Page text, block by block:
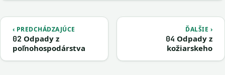
‹ PREDCHÁDZAJÚCE
02 Odpady z
poľnohospodárstva
ĎALŠIE ›
04 Odpady z
kožiarskeho